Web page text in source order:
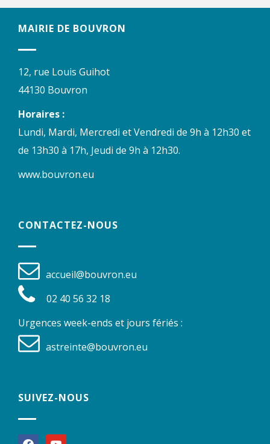
MAIRIE DE BOUVRON
12, rue Louis Guihot
44130 Bouvron
Horaires :
Lundi, Mardi, Mercredi et Vendredi de 9h à 12h30 et
de 13h30 à 17h, Jeudi de 9h à 12h30.
www.bouvron.eu
CONTACTEZ-NOUS
accueil@bouvron.eu
02 40 56 32 18
Urgences week-ends et jours fériés :
astreinte@bouvron.eu
SUIVEZ-NOUS